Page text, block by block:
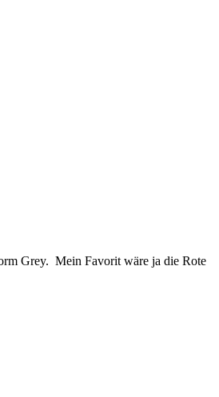
Grey. Mein Favorit wäre ja die Rote